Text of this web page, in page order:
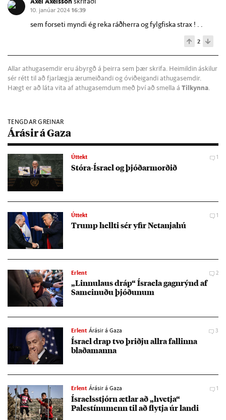
10. janúar 202416:39
sem forseti myndi ég reka ráðherra og fylgfiska strax ! . .
2
Allar athugasemdir eru ábyrgð á þeirra sem þær skrifa. Heimildin áskilur
sér rétt til að fjarlægja ærumeiðandi og óviðeigandi athugasemdir.
Hægt er að láta vita af athugasemdum með því að smella á Tilkynna
TENGDAR GREINAR
Árásir á Gaza
Úttekt 1
Stóra-Ísra­el og þjóð­armorð­ið
Úttekt 1
Trump hellti sér yf­ir Net­anja­hú
Erlent 2
„Linnu­laus dráp“ Ísra­ela gagn­rýnd af
Sam­ein­uðu þjóð­un­um
Erlent Árásir á Gaza 3
Ísra­el drap tvo þriðju allra fall­inna
blaða­manna
Erlent Árásir á Gaza 1
Ísra­els­stjórn ætl­ar að „hvetja“
Palestínu­menn til að flytja úr landi